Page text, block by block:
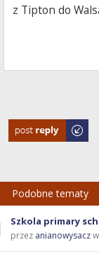
z Tipton do
Odpowiedz
Podobne tematy
Szkola primary
przez anianowysaczw